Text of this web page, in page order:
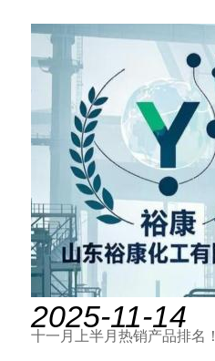
2025-11-14
十一月上半月热销产品排名！